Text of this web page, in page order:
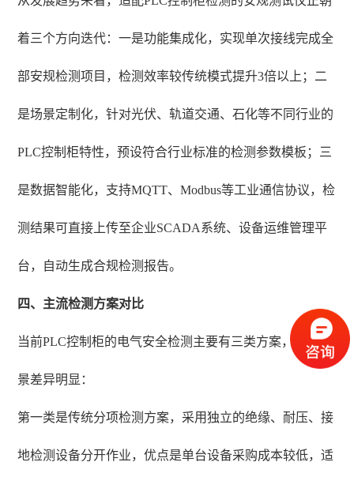
着三个方向迭代：一是功能集成化，实现单次接线完成全
部安规检测项目，检测效率较传统模式提升3倍以上；二
是场景定制化，针对光伏、轨道交通、石化等不同行业的
PLC控制柜特性，预设符合行业标准的检测参数模板；三
是数据智能化，支持MQTT、Modbus等工业通信协议，检
测结果可直接上传至企业SCADA系统、设备运维管理平
台，自动生成合规检测报告。
四、主流检测方案对比
当前PLC控制柜的电气安全检测主要有三类方案，适用场
景差异明显：
第一类是传统分项检测方案，采用独立的绝缘、耐压、接
地检测设备分开作业，优点是单台设备采购成本较低，适